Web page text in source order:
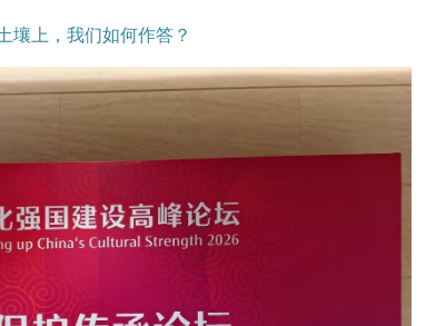
壤上，我们如何作答？